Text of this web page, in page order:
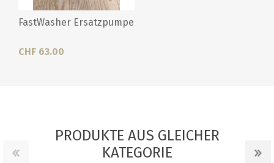
FastWasher Ersatzpumpe
CHF 63.00
PRODUKTE AUS GLEICHER
KATEGORIE